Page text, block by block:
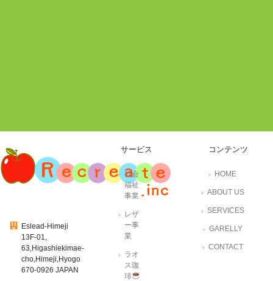
Eslead-Himeji
13F-01,
63,Higashiekimae-
cho,Himeji,Hyogo
670-0926 JAPAN
サービス
社会
福祉
事業
レザ
ー事
業
ラオ
ス珈
琲
コンテンツ
HOME
ABOUT US
SERVICES
GARELLY
CONTACT